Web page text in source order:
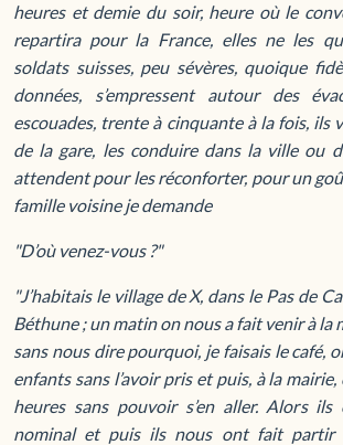
heures et demie du soir, heure où le
repartira pour la France, elles ne les
soldats suisses, peu sévères, quoique
données, s’empressent autour des
escouades, trente à cinquante à la fois, ils
de la gare, les conduire dans la ville ou
attendent pour les réconforter, pour un
famille voisine je demande
"D’où venez-vous ?"
"J’habitais le village de X, dans le Pas de
Béthune ; un matin on nous a fait venir à la
sans nous dire pourquoi, je faisais le café,
enfants sans l’avoir pris et puis, à la
heures sans pouvoir s’en aller. Alors
nominal et puis ils nous ont fait partir